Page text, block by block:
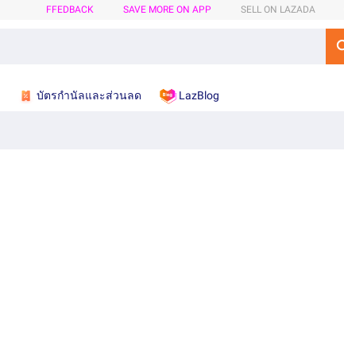
FFEDBACK SAVE MORE ON APP SELL ON LAZADA
บัตรกำนัลและส่วนลด LazBlog